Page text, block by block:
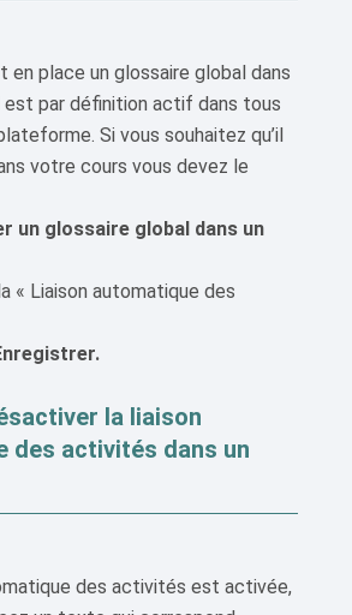
en place un glossaire global dans
est par définition actif dans tous
Si vous souhaitez qu’il
votre cours vous devez le
un glossaire global dans un
« Liaison automatique des
la liaison
des activités dans un
des activités est activée,